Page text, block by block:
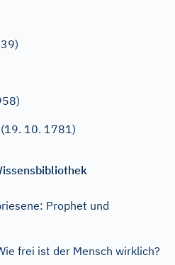
10. 1781)
Prophet und
frei ist der Mensch wirklich?